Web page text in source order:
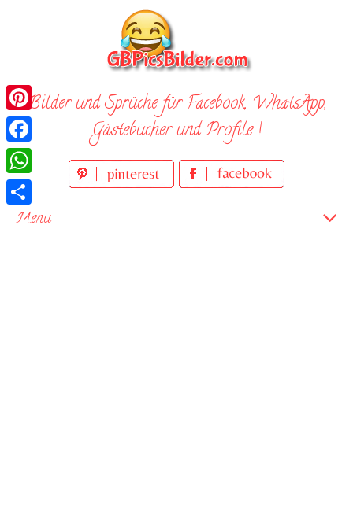
Bilder und Sprüche für Facebook, WhatsApp,
Gästebücher und Profile !
Menu
Pinterest
Facebook
WhatsApp
Teilen